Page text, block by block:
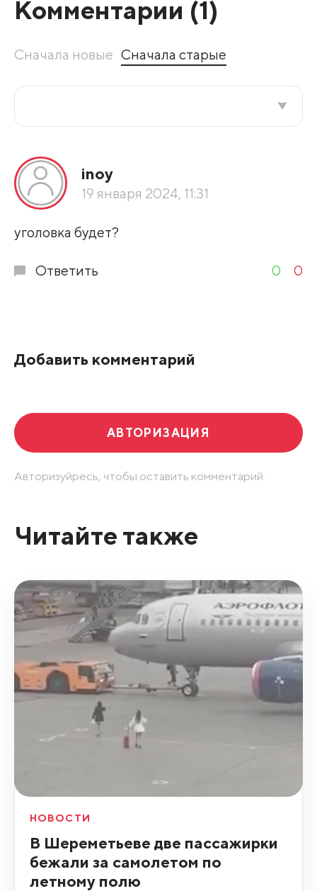
Комментарии (1)
Сначала новые Сначала старые
По рейтингу
Развернуть все
inoy
19 января 2024, 11:31
уголовка будет?
Ответить 0 0
Добавить комментарий
АВТОРИЗАЦИЯ
Авторизуйресь, чтобы оставить комментарий.
Читайте также
НОВОСТИ
В Шереметьеве две пассажирки
бежали за самолетом по
летному полю